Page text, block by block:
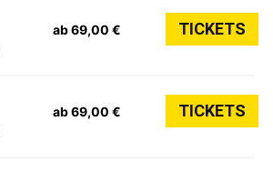
ab 69,00 € TICKETS
ab 69,00 € TICKETS